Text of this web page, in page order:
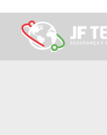
para
conteúdo